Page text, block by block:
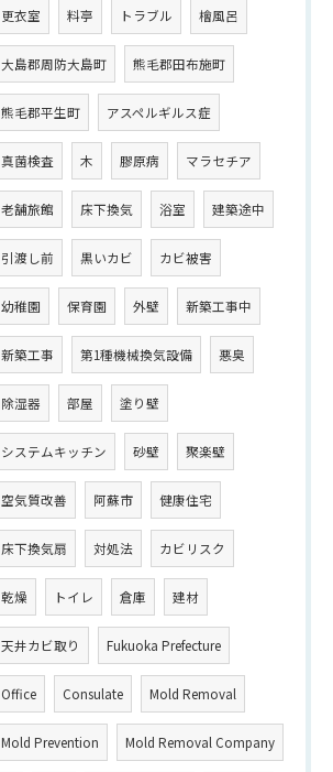
更衣室 料亭 トラブル 檜風呂
大島郡周防大島町 熊毛郡田布施町
熊毛郡平生町 アスペルギルス症
真菌検査 木 膠原病 マラセチア
老舗旅館 床下換気 浴室 建築途中
引渡し前 黒いカビ カビ被害
幼稚園 保育園 外壁 新築工事中
新築工事 第1種機械換気設備 悪臭
除湿器 部屋 塗り壁
システムキッチン 砂壁 聚楽壁
空気質改善 阿蘇市 健康住宅
床下換気扇 対処法 カビリスク
乾燥 トイレ 倉庫 建材
天井カビ取り Fukuoka Prefecture
Office Consulate Mold Removal
Mold Prevention Mold Removal Company